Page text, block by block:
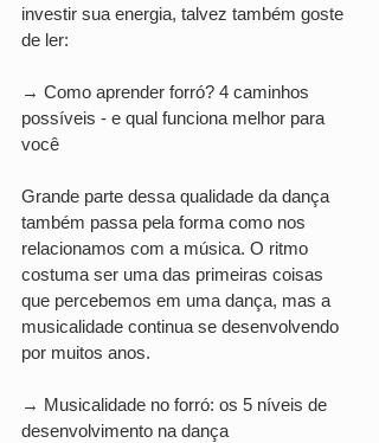
investir sua energia, talvez também goste
de ler:
→ Como aprender forró? 4 caminhos
possíveis - e qual funciona melhor para
você
Grande parte dessa qualidade da dança
também passa pela forma como nos
relacionamos com a música. O ritmo
costuma ser uma das primeiras coisas
que percebemos em uma dança, mas a
musicalidade continua se desenvolvendo
por muitos anos.
→ Musicalidade no forró: os 5 níveis de
desenvolvimento na dança